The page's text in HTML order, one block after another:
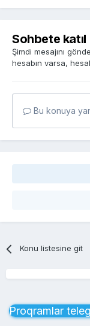
Sohbete katıl
Şimdi mesajını
hesabın varsa,
Bu konuya
Konu listesine git
Proqramlar